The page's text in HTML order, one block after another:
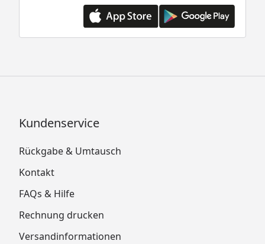
Kundenservice
Rückgabe & Umtausch
Kontakt
FAQs & Hilfe
Rechnung drucken
Versandinformationen